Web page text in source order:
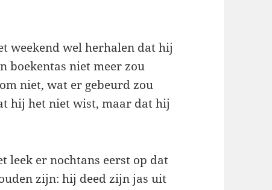
weekend wel herhalen dat hij
boekentas niet meer zou
niet, wat er gebeurd zou
hij het niet wist, maar dat hij
leek er nochtans eerst op dat
zijn: hij deed zijn jas uit